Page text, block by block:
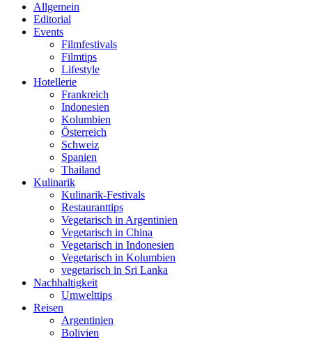
Allgemein
Editorial
Events
Filmfestivals
Filmtips
Lifestyle
Hotellerie
Frankreich
Indonesien
Kolumbien
Österreich
Schweiz
Spanien
Thailand
Kulinarik
Kulinarik-Festivals
Restauranttips
Vegetarisch in Argentinien
Vegetarisch in China
Vegetarisch in Indonesien
Vegetarisch in Kolumbien
vegetarisch in Sri Lanka
Nachhaltigkeit
Umwelttips
Reisen
Argentinien
Bolivien